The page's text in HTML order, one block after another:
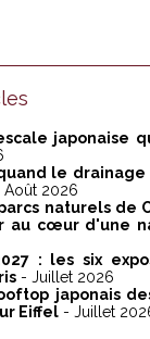
japonaise
quand le
Août 2026
naturels de
au cœur d'une
: les six
- Juillet 2026
japonais
Eiffel - Juillet